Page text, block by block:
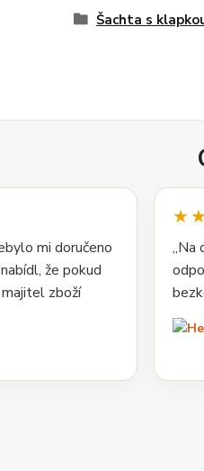
Šachta s
mi doručeno
že pokud
zboží
„Na